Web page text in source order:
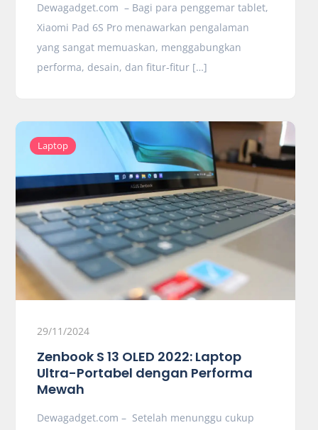
Dewagadget.com – Bagi para penggemar tablet,
Xiaomi Pad 6S Pro menawarkan pengalaman
yang sangat memuaskan, menggabungkan
performa, desain, dan fitur-fitur […]
Laptop
29/11/2024
Zenbook S 13 OLED 2022: Laptop
Ultra-Portabel dengan Performa
Mewah
Dewagadget.com – Setelah menunggu cukup